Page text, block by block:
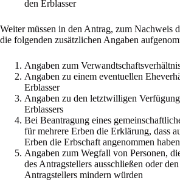
den Erblasser
Weiter müssen in den Antrag, zum Nachweis
die folgenden zusätzlichen Angaben
Angaben zum
Angaben zu einem eventuellen
Erblasser
Angaben zu den letztwilligen
Erblassers
Bei Beantragung eines
für mehrere Erben die Erklärung, dass
Erben die Erbschaft angenommen haben
Angaben zum Wegfall von Personen,
des Antragstellers ausschließen oder
Antragstellers mindern würden